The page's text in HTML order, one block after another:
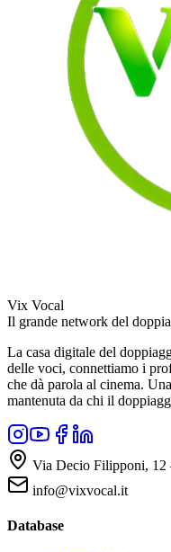
Vix Vocal
Il grande network del
La casa digitale del
delle voci, connettiamo i
che dà parola al cinema.
mantenuta da chi il
Via Decio Filipponi,
info@vixvocal.it
Database